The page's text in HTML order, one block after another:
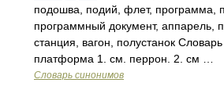
подошва, подий, флет, программа,
программный документ, аппарель,
станция, вагон, полустанок
платформа 1. см. перрон. 2. см …
Словарь синонимов